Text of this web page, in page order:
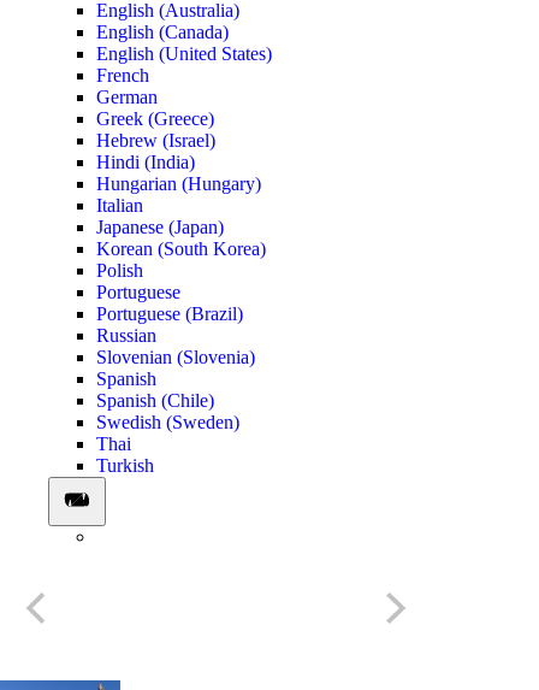
English (Australia)
English (Canada)
English (United States)
French
German
Greek (Greece)
Hebrew (Israel)
Hindi (India)
Hungarian (Hungary)
Italian
Japanese (Japan)
Korean (South Korea)
Polish
Portuguese
Portuguese (Brazil)
Russian
Slovenian (Slovenia)
Spanish
Spanish (Chile)
Swedish (Sweden)
Thai
Turkish